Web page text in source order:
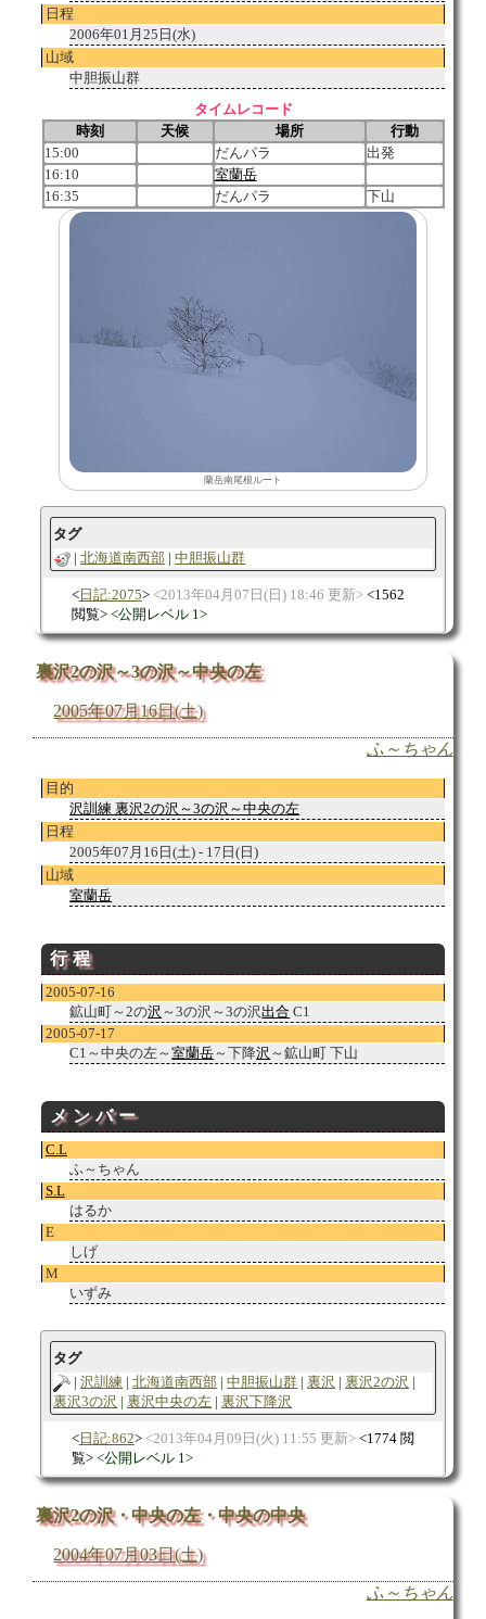
日程
2006年01月25日(水)
山域
中胆振山群
タイムレコード
時刻
天候 場所
行動
15:00
だんパラ
出発
16:10
室蘭岳
16:35
だんパラ 下山
蘭岳南尾根ルート
タグ
北海道南西部
中胆振山群
日記:2075 2013年04月07日(日) 18:46 更新
1562
閲覧
公開レベル 1
裏沢2の沢～3の沢～中央の左
2005年07月16日(土)
ふ～ちゃん
目的
沢訓練 裏沢2の沢～3の沢～中央の左
日程
2005年07月16日(土) - 17日(日)
山域
室蘭岳
行程
2005-07-16
鉱山町～2の沢 ～3の沢～3の沢出合 C1
2005-07-17
C1～中央の左～室蘭岳～下降沢 ～鉱山町 下山
メンバー
C.L
ふ～ちゃん
S.L
はるか
E
しげ
M
いずみ
タグ
沢訓練
北海道南西部 中胆振山群 裏沢
裏沢2の沢
裏沢3の沢
裏沢中央の左 裏沢下降沢
日記:862 2013年04月09日(火) 11:55 更新
1774 閲
覧
公開レベル 1
裏沢2の沢・中央の左・中央の中央
2004年07月03日(土)
ふ～ちゃん